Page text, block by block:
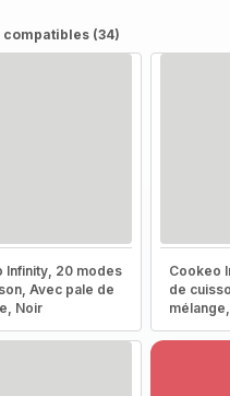
(34)
Infinity, 20 modes
Avec pale de
Noir
Cookeo
de